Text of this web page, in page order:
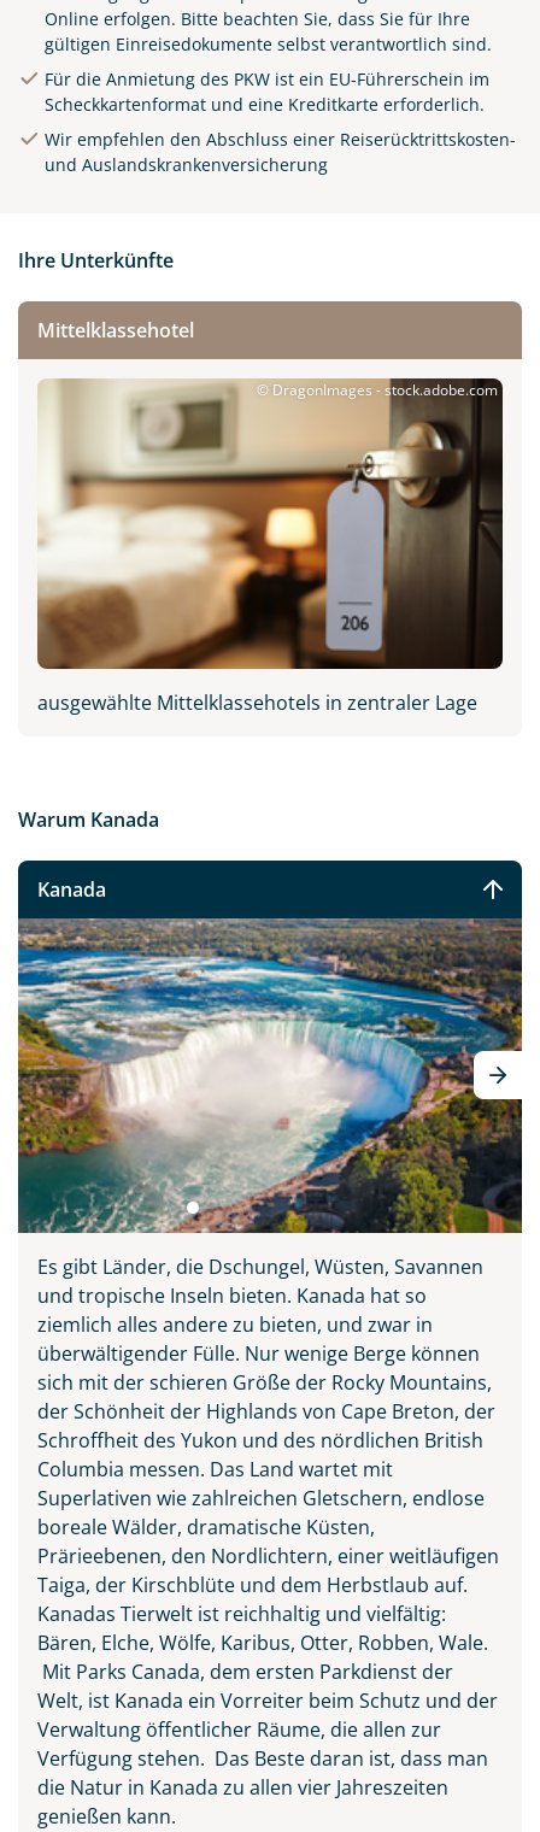
Online erfolgen. Bitte beachten Sie, dass Sie für Ihre
gültigen Einreisedokumente selbst verantwortlich sind.
Für die Anmietung des PKW ist ein EU-Führerschein im
Scheckkartenformat und eine Kreditkarte erforderlich.
Wir empfehlen den Abschluss einer Reiserücktrittskosten-
und Auslandskrankenversicherung
Ihre Unterkünfte
Mittelklassehotel
© DragonImages - stock.adobe.com
ausgewählte Mittelklassehotels in zentraler Lage
Warum Kanada
Kanada
Es gibt Länder, die Dschungel, Wüsten, Savannen
und tropische Inseln bieten. Kanada hat so
ziemlich alles andere zu bieten, und zwar in
überwältigender Fülle. Nur wenige Berge können
sich mit der schieren Größe der Rocky Mountains,
der Schönheit der Highlands von Cape Breton, der
Schroffheit des Yukon und des nördlichen British
Columbia messen. Das Land wartet mit
Superlativen wie zahlreichen Gletschern, endlose
boreale Wälder, dramatische Küsten,
Prärieebenen, den Nordlichtern, einer weitläufigen
Taiga, der Kirschblüte und dem Herbstlaub auf.
Kanadas Tierwelt ist reichhaltig und vielfältig:
Bären, Elche, Wölfe, Karibus, Otter, Robben, Wale.
Mit Parks Canada, dem ersten Parkdienst der
Welt, ist Kanada ein Vorreiter beim Schutz und der
Verwaltung öffentlicher Räume, die allen zur
Verfügung stehen. Das Beste daran ist, dass man
die Natur in Kanada zu allen vier Jahreszeiten
genießen kann.